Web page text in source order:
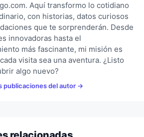
Aquí transformo lo cotidiano
con historias, datos curiosos
que te sorprenderán. Desde
innovadoras hasta el
más fascinante, mi misión es
visita sea una aventura. ¿Listo
algo nuevo?
publicaciones del autor